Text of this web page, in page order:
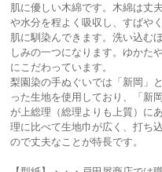
肌に優しい木綿です。木綿は丈
や水分を程よく吸収し、すばや
肌に馴染んできます。洗い込む
しみの一つになります。ゆかた
にこだわっています。
梨園染の手ぬぐいでは「新岡」
った生地を使用しており、「新
が上総理（総理よりも上質）に
理に比べて生地巾が広く、打ち
ので丈夫なことが特長です。